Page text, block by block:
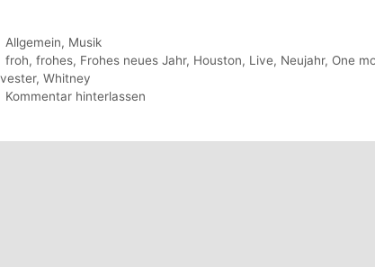
Kategorien
Allgemein, Musik
Schlagwörter
froh,frohes, Frohes neues Jahr, Houston, Live, Neujahr, One
, Whitney
Kommentar hinterlassen